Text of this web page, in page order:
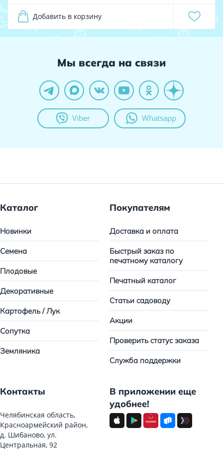
Добавить в корзину
Мы всегда на связи
Viber Whatsapp
Каталог
Новинки
Семена
Плодовые
Декоративные
Картофель / Лук
Сопутка
Земляника
Покупателям
Доставка и оплата
Быстрый заказ по
печатному каталогу
Печатный каталог
Статьи садоводу
Акции
Проверить статус заказа
Служба поддержки
Контакты
Челябинская область,
Красноармейский район,
д. Шибаново, ул.
Центральная, 92
В приложении еще
удобнее!